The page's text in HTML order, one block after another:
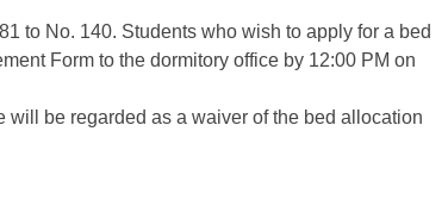
to No. 140. Students who wish to apply for a bed
Form to the dormitory office by 12:00 PM on
will be regarded as a waiver of the bed allocation